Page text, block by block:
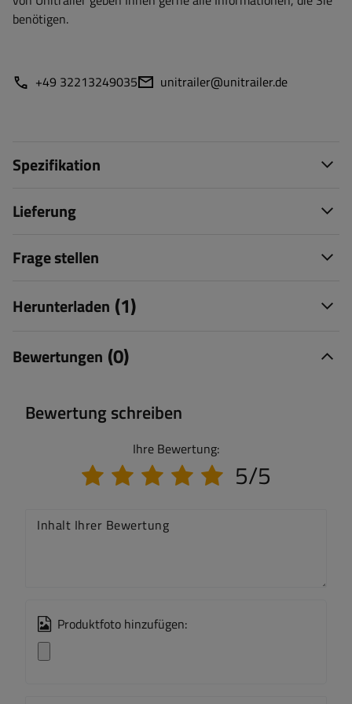
benötigen.
+49 32213249035 unitrailer@unitrailer.de
Spezifikation
Lieferung
Frage stellen
Herunterladen (1)
Bewertungen (0)
Bewertung schreiben
Ihre Bewertung:
5/5
Inhalt Ihrer Bewertung
Produktfoto hinzufügen: